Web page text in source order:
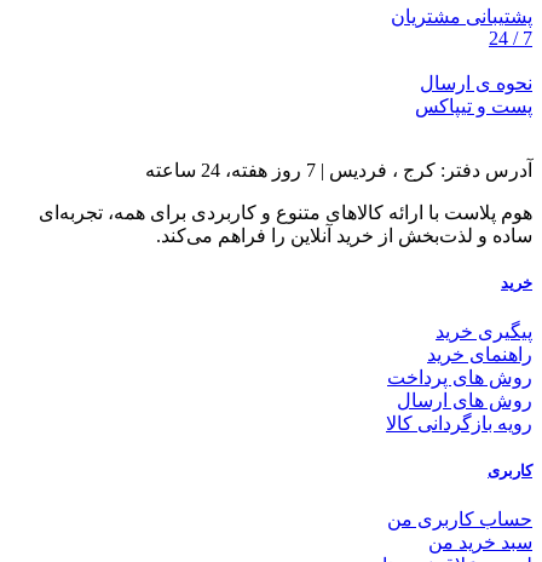
پشتیبانی مشتریان
7 / 24
نحوه ی ارسال
پست و تیپاکس
آدرس دفتر: کرج ، فردیس | 7 روز هفته، 24 ساعته
هوم پلاست با ارائه کالاهای متنوع و کاربردی برای همه، تجربه‌ای
ساده و لذت‌بخش از خرید آنلاین را فراهم می‌کند.
خرید
پیگیری خرید
راهنمای خرید
روش های پرداخت
روش های ارسال
رویه بازگردانی کالا
کاربری
حساب کاربری من
سبد خرید من